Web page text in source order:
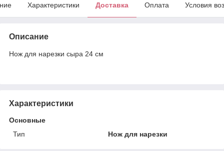
Характеристики Доставка Оплата Условия
Описание
Нож для нарезки сыра 24 см
Характеристики
Основные
Тип
Нож для нарезки